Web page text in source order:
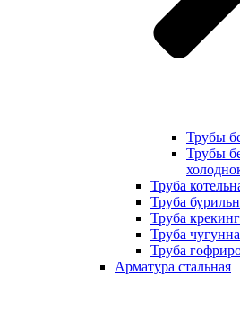
Трубы
Трубы
Труба
Труба
Труба
Труба
Труба
Арматура стальная